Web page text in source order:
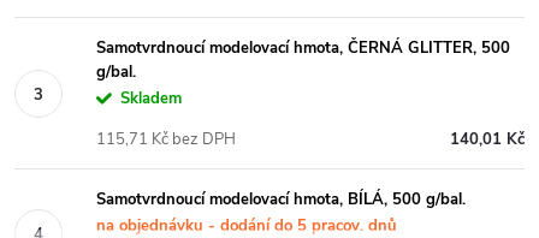
Samotvrdnoucí modelovací hmota, ČERNÁ GLITTER, 500
g/bal.
Skladem
140,01 Kč
115,71 Kč bez DPH
Samotvrdnoucí modelovací hmota, BÍLÁ, 500 g/bal.
na objednávku - dodání do 5 pracov. dnů